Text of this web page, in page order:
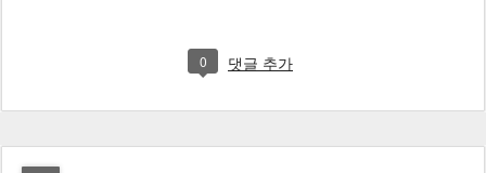
0 댓글 추가